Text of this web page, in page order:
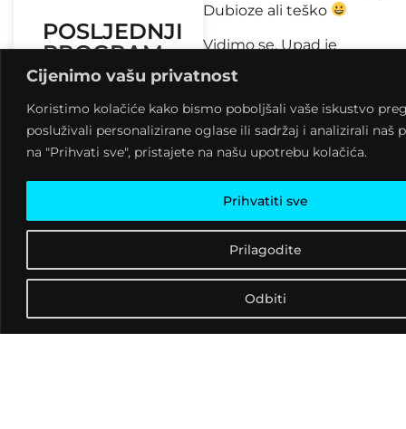
Cijenimo vašu privatnost
Koristimo kolačiće kako bismo poboljšali vaše iskustvo
posluživali personalizirane oglase ili sadržaj i analizirali naš
na "Prihvati sve", pristajete na našu upotrebu kolačića.
Prilagodite
Odbiti
Prihvatiti sve
Dubioze ali teško
Vidimo se. Upad je
besplatan!
POSLJEDNJI
PROGRAM
U 2015.
GODINI –
BADNJAK
UZ
SKAVILLIAN
SOUND
8 kolovoza, 2026